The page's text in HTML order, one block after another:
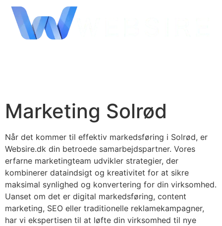
Marketing Solrød
Når det kommer til effektiv markedsføring i Solrød, er
Websire.dk din betroede samarbejdspartner. Vores
erfarne marketingteam udvikler strategier, der
kombinerer dataindsigt og kreativitet for at sikre
maksimal synlighed og konvertering for din virksomhed.
Uanset om det er digital markedsføring, content
marketing, SEO eller traditionelle reklamekampagner,
har vi ekspertisen til at løfte din virksomhed til nye